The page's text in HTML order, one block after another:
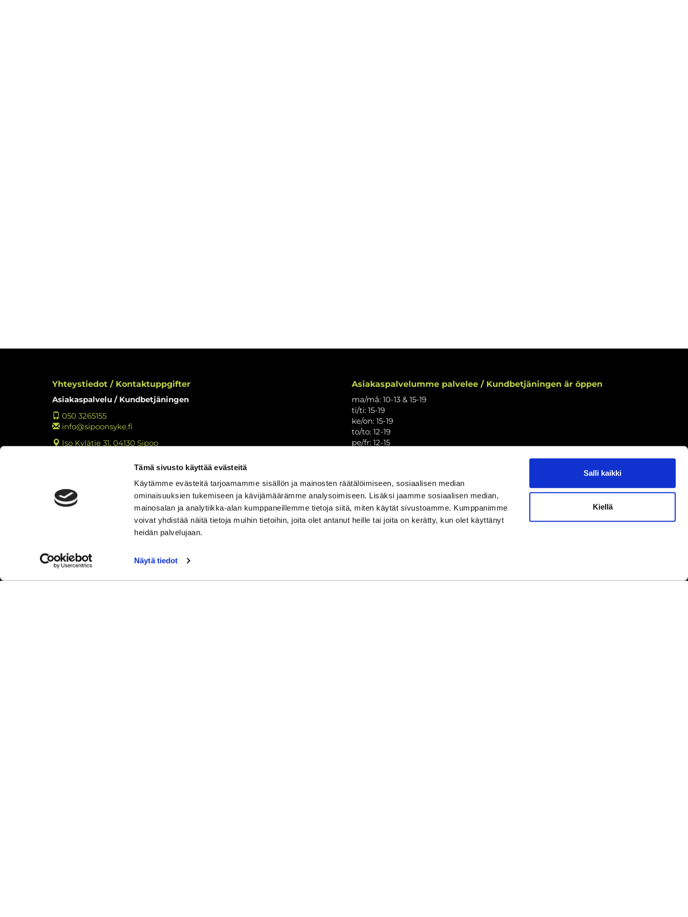
Tämä sivusto käyttää evästeitä
Käytämme evästeitä tarjoamamme sisällön ja mainosten räätälöimiseen, sosiaalisen median
ominaisuuksien tukemiseen ja kävijämäärämme analysoimiseen. Lisäksi jaamme sosiaalisen median,
mainosalan ja analytiikka-alan kumppaneillemme tietoja siitä, miten käytät sivustoamme. Kumppanimme
voivat yhdistää näitä tietoja muihin tietoihin, joita olet antanut heille tai joita on kerätty, kun olet käyttänyt
heidän palvelujaan.
Näytä tiedot
Salli kaikki
Kiellä
Yhteystiedot / Kontaktuppgifter
Asiakaspalvelu / Kundbetjäningen
050 3265155
info@sipoonsyke.fi
Iso Kylätie 31, 04130 Sipoo
Tulosta rekisteritietojen tarkastuslomake
Kokemuksia Sipoon Syke
Asiakaspalvelumme palvelee / Kundbetjäningen är öppen
ma/må: 10-13 & 15-19
ti/ti: 15-19
ke/on: 15-19
to/to: 12-19
pe/fr: 12-15
Puhelintiedusteluihin vastaamme asiakaspalvelun aukioloaikoina.
Vi svarar på telefonförfrågningar under kundbetjäningens öppettider.
Tarkistathan mahdolliset muutokset aukioloaikoihin
Vänligen kontrollera eventuella ändringar av öppettiderna